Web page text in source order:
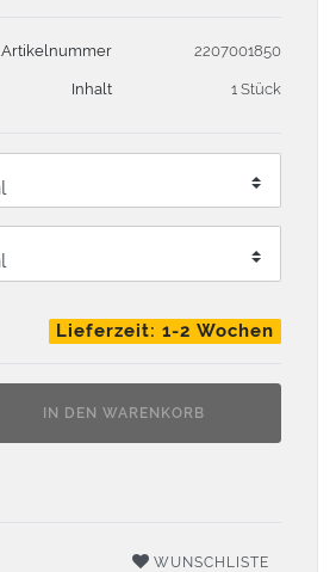
Artikelnummer 2207001850
Inhalt 1 Stück
Lieferzeit: 1-2 Wochen
IN DEN WARENKORB
WUNSCHLISTE